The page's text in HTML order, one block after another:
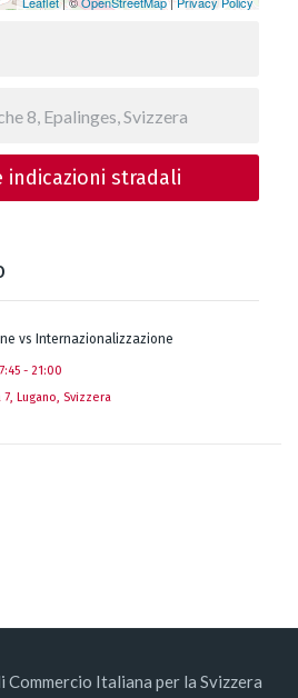
indicazioni stradali
vs Internazionalizzazione
- 21:00
Lugano, Svizzera
Commercio Italiana per la Svizzera